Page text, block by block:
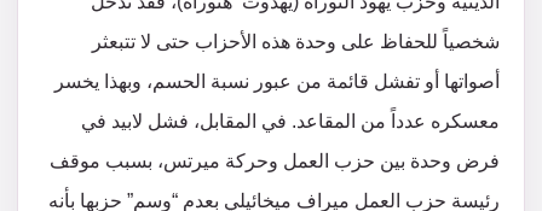
شخصياً للحفاظ على وحدة هذه الأحزاب حتى لا تتبعثر
أصواتها أو تفشل قائمة من عبور نسبة الحسم، وبهذا يخسر
معسكره عدداً من المقاعد. في المقابل، فشل لابيد في
فرض وحدة بين حزب العمل وحركة ميرتس، بسبب موقف
رئيسة حزب العمل ميراف ميخائيلي بعدم “وسم” حزبها بأنه